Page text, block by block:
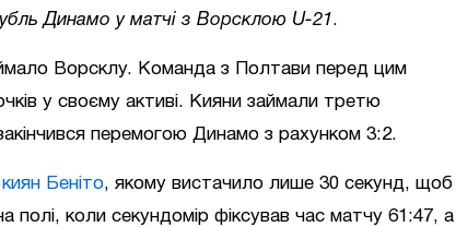
Динамо у матчі з Ворсклою U-21 .
Ворсклу. Команда з Полтави перед цим
у своєму активі. Кияни займали третю
перемогою Динамо з рахунком 3:2.
Беніто, якому вистачило лише 30 секунд, щоб
полі, коли секундомір фіксував час матчу 61:47, а